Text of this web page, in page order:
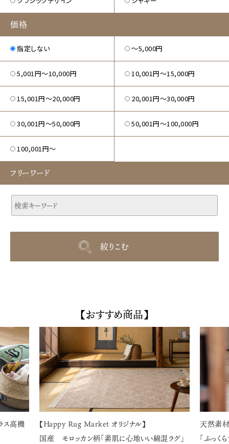
価格
指定しない 〜5,000円
5,001円〜10,000円 10,001円〜15,000円
15,001円〜20,000円 20,001円〜30,000円
30,001円〜50,000円 50,001円〜100,000円
100,001円～
フリーワード
【おすすめ商品】
ス高機
【Happy Rug Market オリジナル】
国産 モロッカン柄「素肌に心地いい綿混ラグ」
天然
「ふっく